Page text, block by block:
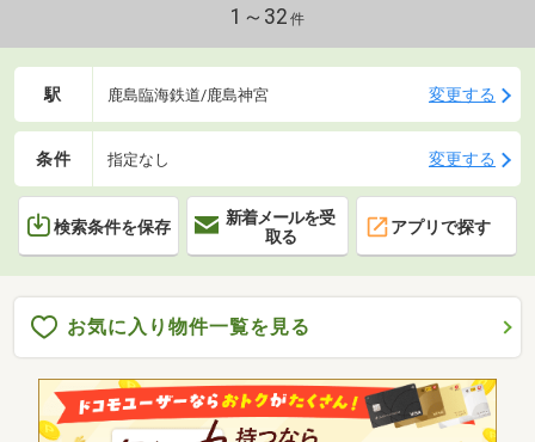
1～32 件
駅 鹿島臨海鉄道/鹿島神宮 変更する
条件 指定なし 変更する
検索条件を保存
新着メールを受
取る
アプリで探す
お気に入り物件一覧を見る